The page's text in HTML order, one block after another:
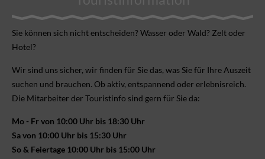
Sie können sich nicht ent­scheiden? Wasser oder Wald? Zelt oder
Hotel?
Wir sind uns sicher, wir finden für Sie das, was Sie für Ihre Aus­zeit
suchen und brauchen. Ob aktiv, ent­spannend oder erlebnis­reich.
Die Mitarbeiter der Touristinfo sind gern für Sie da:
Mo - Fr von 10:00 Uhr bis 18:30 Uhr
Sa von 10:00 Uhr bis 15:30 Uhr
So & Feiertage 10:00 Uhr bis 15:00 Uhr